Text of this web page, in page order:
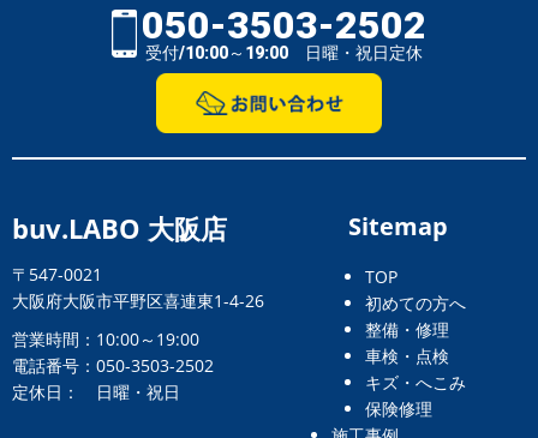
050-3503-2502
受付/10:00～19:00 日曜・祝日定休
buv.LABO 大阪店
〒547-0021
大阪府大阪市平野区喜連東1-4-26
営業時間：10:00～19:00
電話番号：050-3503-2502
定休日： 日曜・祝日
Sitemap
TOP
初めての方へ
整備・修理
車検・点検
キズ・へこみ
保険修理